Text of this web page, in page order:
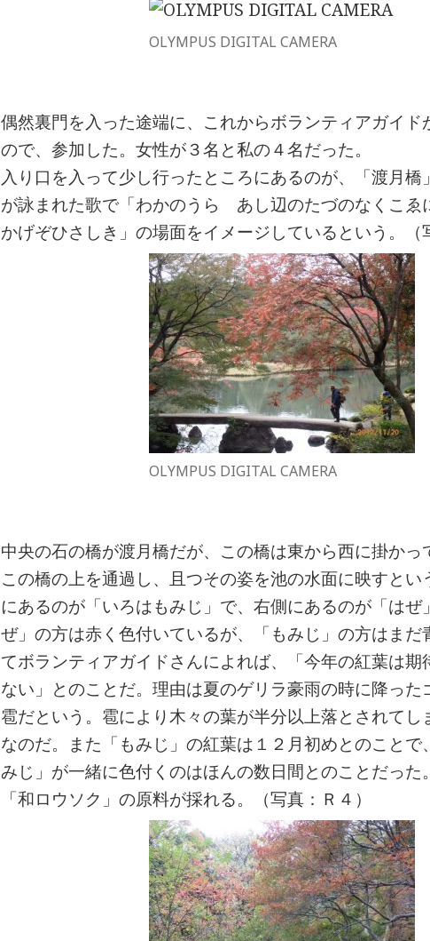
OLYMPUS DIGITAL CAMERA
偶然裏門を入った途端に、これからボランティアガイド
ので、参加した。女性が３名と私の４名だった。
入り口を入って少し行ったところにあるのが、「渡月橋
が詠まれた歌で「わかのうら あし辺のたづのなくこ
かげぞひさしき」の場面をイメージしているという。（
OLYMPUS DIGITAL CAMERA
中央の石の橋が渡月橋だが、この橋は東から西に掛かっ
この橋の上を通過し、且つその姿を池の水面に映すとい
にあるのが「いろはもみじ」で、右側にあるのが「はぜ
ぜ」の方は赤く色付いているが、「もみじ」の方はまだ
てボランティアガイドさんによれば、「今年の紅葉は期
ない」とのことだ。理由は夏のゲリラ豪雨の時に降った
雹だという。雹により木々の葉が半分以上落とされてし
なのだ。また「もみじ」の紅葉は１２月初めとのことで
みじ」が一緒に色付くのはほんの数日間とのことだった
「和ロウソク」の原料が採れる。（写真：Ｒ４）